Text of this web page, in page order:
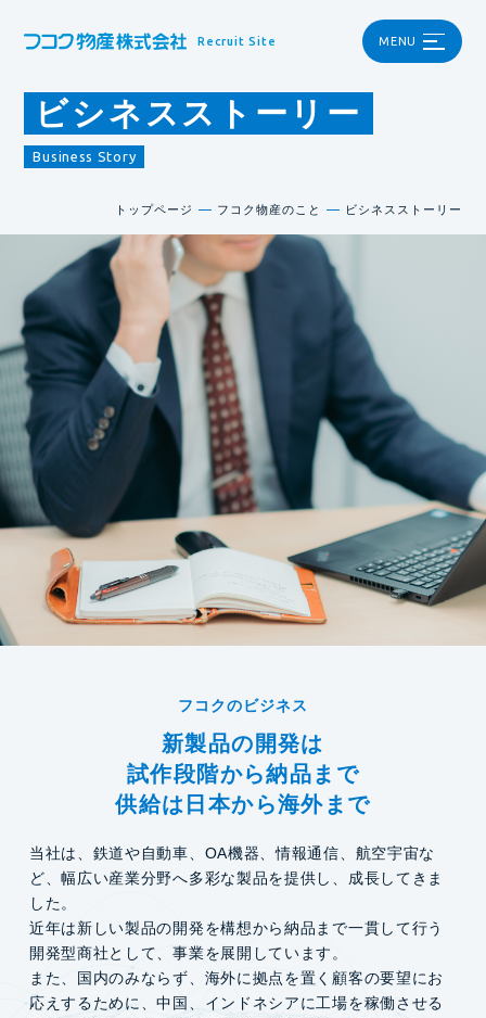
Recruit Site MENU
ビシネスストーリー
Business Story
トップページ フコク物産のこと ビシネスストーリー
フコクのビジネス
新製品の開発は
試作段階から納品まで
供給は⽇本から海外まで
当社は、鉄道や自動車、OA機器、情報通信、航空宇宙な
ど、幅広い産業分野へ多彩な製品を提供し、成長してきま
した。
近年は新しい製品の開発を構想から納品まで一貫して行う
開発型商社として、事業を展開しています。
また、国内のみならず、海外に拠点を置く顧客の要望にお
応えするために、中国、インドネシアに工場を稼働させる